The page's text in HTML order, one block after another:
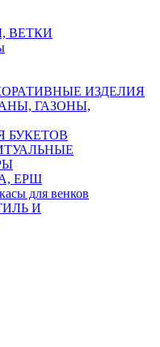
ВЕТКИ
ИЗДЕЛИЯ
ГАЗОНЫ,
БУКЕТОВ
ЕРШ
для венков
И